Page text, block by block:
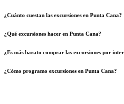
¿Cuánto cuestan las excursiones en Punta Cana?
¿Qué excursiones hacer en Punta Cana?
¿Es más barato comprar las excursiones por
¿Cómo programo excursiones en Punta Cana?